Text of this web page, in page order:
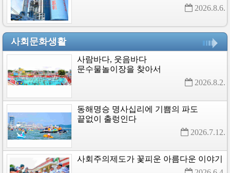
2026.8.6.
사회문화생활
사람바다, 웃음바다
문수물놀이장을 찾아서
2026.8.2.
동해명승 명사십리에 기쁨의 파도
끝없이
출렁인다
2026.7.12.
사회주의제도가 꽃피운 아름다운 이야기